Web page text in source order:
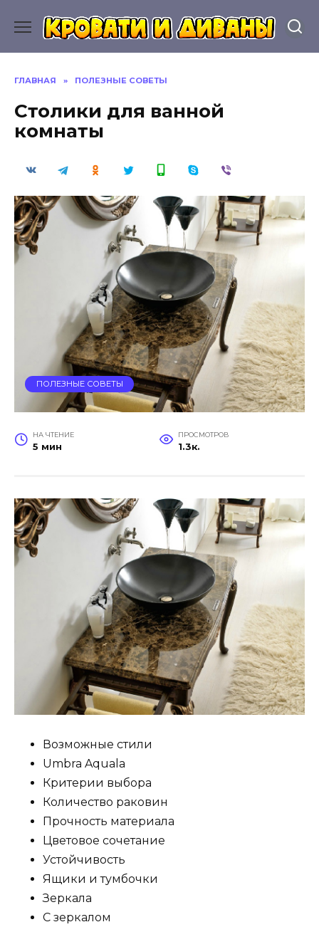
содержанию
ГЛАВНАЯ » ПОЛЕЗНЫЕ СОВЕТЫ
Столики для ванной
комнаты
ПОЛЕЗНЫЕ СОВЕТЫ
НА ЧТЕНИЕ
5 мин
ПРОСМОТРОВ
1.3к.
Возможные стили
Umbra Aquala
Критерии выбора
Количество раковин
Прочность материала
Цветовое сочетание
Устойчивость
Ящики и тумбочки
Зеркала
С зеркалом